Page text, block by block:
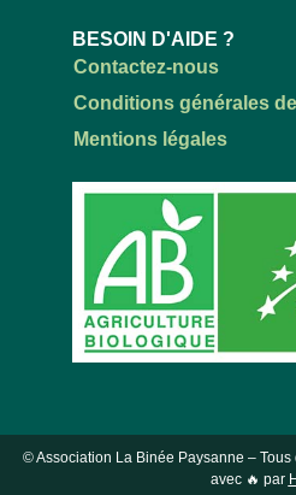
BESOIN D'AIDE ?
Contactez-nous
Conditions générales
Mentions légales
© Association La Binée Paysanne – Tous
avec 🔥 par